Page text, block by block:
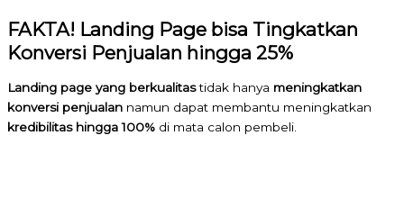
FAKTA! Landing Page bisa Tingkatkan
Konversi Penjualan hingga 25%
Landing page yang berkualitastidak hanya meningkatkan
konversi penjualan namun dapat membantu meningkatkan
kredibilitas hingga 100% di mata calon pembeli.